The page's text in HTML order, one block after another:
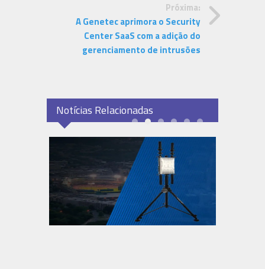
Próxima:
A Genetec aprimora o Security
Center SaaS com a adição do
gerenciamento de intrusões
Notícias Relacionadas